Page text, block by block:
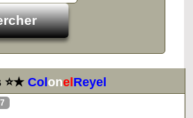
⭐★ColonelReyel